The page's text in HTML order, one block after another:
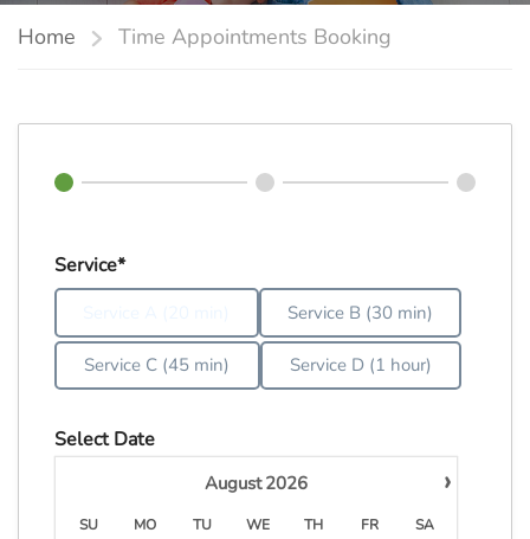
Home Time Appointments Booking
Service*
Service B (30 min)
Service C (45 min) Service D (1 hour)
Select Date
›
August 2026
SU MO TU WE TH FR
SA